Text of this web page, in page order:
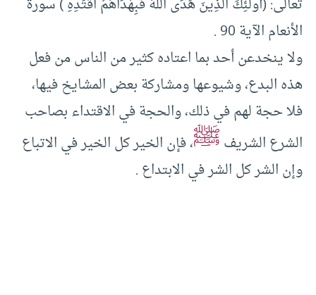
تعالى: (أُولَئِكَ الَّذِينَ هَدَى اللَّهُ فَبِهُدَاهُمُ اقْتَدِهِ ) سورة
الأنعام الآية 90 .
ولا ينخدعن أحد بما اعتاده كثير من الناس من فعل
هذه البدع، وشيوعها ومشاركة بعض المشايخ فيها،
فلا حجة لهم في ذلك، والحجة في الاقتداء بصاحب
الشرع الشريفﷺ، فإن الخير كل الخير في الاتباع
وإن الشر كل الشر في الابتداع .